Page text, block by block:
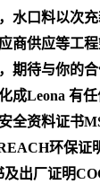
水口料以次
商供应等工
期待与你的合
成Leona 有
全资料证书
环保证
出厂证明